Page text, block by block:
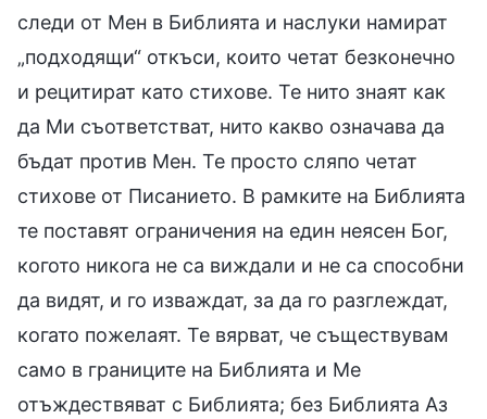
следи от Мен в Библията и наслуки намират
„подходящи“ откъси, които четат безконечно
и рецитират като стихове. Те нито знаят как
да Ми съответстват, нито какво означава да
бъдат против Мен. Те просто сляпо четат
стихове от Писанието. В рамките на Библията
те поставят ограничения на един неясен Бог,
когото никога не са виждали и не са способни
да видят, и го изваждат, за да го разглеждат,
когато пожелаят. Те вярват, че съществувам
само в границите на Библията и Ме
отъждествяват с Библията; без Библията Аз